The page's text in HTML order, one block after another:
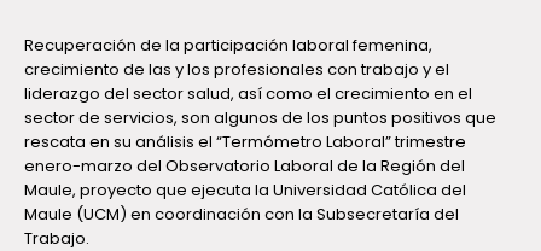
Recuperación de la participación laboral femenina,
crecimiento de las y los profesionales con trabajo y el
liderazgo del sector salud, así como el crecimiento en el
sector de servicios, son algunos de los puntos positivos que
rescata en su análisis el “Termómetro Laboral” trimestre
enero-marzo del Observatorio Laboral de la Región del
Maule, proyecto que ejecuta la Universidad Católica del
Maule (UCM) en coordinación con la Subsecretaría del
Trabajo.